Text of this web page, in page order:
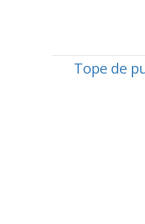
Tope de